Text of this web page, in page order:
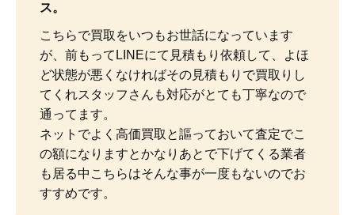
ス。
こちらで買取をいつもお世話になっています
が、前もってLINEにて見積もり依頼して、よほ
ど状態が悪くなければその見積もりで買取りし
てくれスタッフさんも対応がとても丁寧なので
通ってます。
ネットでよく高価買取と謳っておいて査定でこ
の額になりますとかなりあとで下げてくる業者
も居る中こちらはそんな事が一度もないのでお
すすめです。